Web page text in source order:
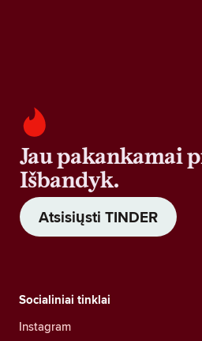
Jau pakankamai
Išbandyk.
Atsisiųsti TINDER
Socialiniai tinklai
Instagram